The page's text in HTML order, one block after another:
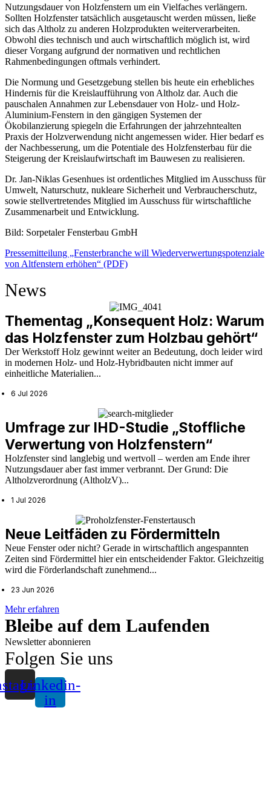
Nutzungsdauer von Holzfenstern um ein Vielfaches verlängern.
Sollten Holzfenster tatsächlich ausgetauscht werden müssen, ließe
sich das Altholz zu anderen Holzprodukten weiterverarbeiten.
Obwohl dies technisch und auch wirtschaftlich möglich ist, wird
dieser Vorgang aufgrund der normativen und rechtlichen
Rahmenbedingungen oftmals verhindert.
Die Normung und Gesetzgebung stellen bis heute ein erhebliches
Hindernis für die Kreislaufführung von Altholz dar. Auch die
pauschalen Annahmen zur Lebensdauer von Holz- und Holz-
Aluminium-Fenstern in den gängigen Systemen der
Ökobilanzierung spiegeln die Erfahrungen der jahrzehntealten
Praxis der Holzverwendung nicht angemessen wider. Hier bedarf es
der Nachbesserung, um die Potentiale des Holzfensterbau für die
Steigerung der Kreislaufwirtschaft im Bauwesen zu realisieren.
Dr. Jan-Niklas Gesenhues ist ordentliches Mitglied im Ausschuss für
Umwelt, Naturschutz, nukleare Sicherheit und Verbraucherschutz,
sowie stellvertretendes Mitglied im Ausschuss für wirtschaftliche
Zusammenarbeit und Entwicklung.
Bild: Sorpetaler Fensterbau GmbH
Pressemitteilung „Fensterbranche will Wiederverwertungspotenziale
von Altfenstern erhöhen“ (PDF)
News
Thementag „Konsequent Holz: Warum
das Holzfenster zum Holzbau gehört“
Der Werkstoff Holz gewinnt weiter an Bedeutung, doch leider wird
in modernen Holz- und Holz-Hybridbauten nicht immer auf
einheitliche Materialien...
6 Jul 2026
Umfrage zur IHD-Studie „Stoffliche
Verwertung von Holzfenstern“
Holzfenster sind langlebig und wertvoll – werden am Ende ihrer
Nutzungsdauer aber fast immer verbrannt. Der Grund: Die
Altholzverordnung (AltholzV)...
1 Jul 2026
Neue Leitfäden zu Fördermitteln
Neue Fenster oder nicht? Gerade in wirtschaftlich angespannten
Zeiten sind Fördermittel hier ein entscheidender Faktor. Gleichzeitig
wird die Förderlandschaft zunehmend...
23 Jun 2026
Mehr erfahren
Bleibe auf dem Laufenden
Newsletter abonnieren
Folgen Sie uns
Linkedin-
in